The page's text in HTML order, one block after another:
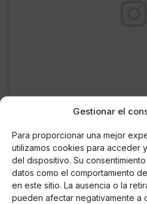
Gestionar el
Para proporcionar una mejor
utilizamos cookies para acceder
del dispositivo. Su
datos como el comportamiento
en este sitio. La ausencia o la
pueden afectar negativamente a
We present the first cover of
@InezandVinoodh featuring
Find out more via the link in our
??? ???? ??? ??? ????? ??
??????? ????? ?????? ?????
?????? ?? ??????.